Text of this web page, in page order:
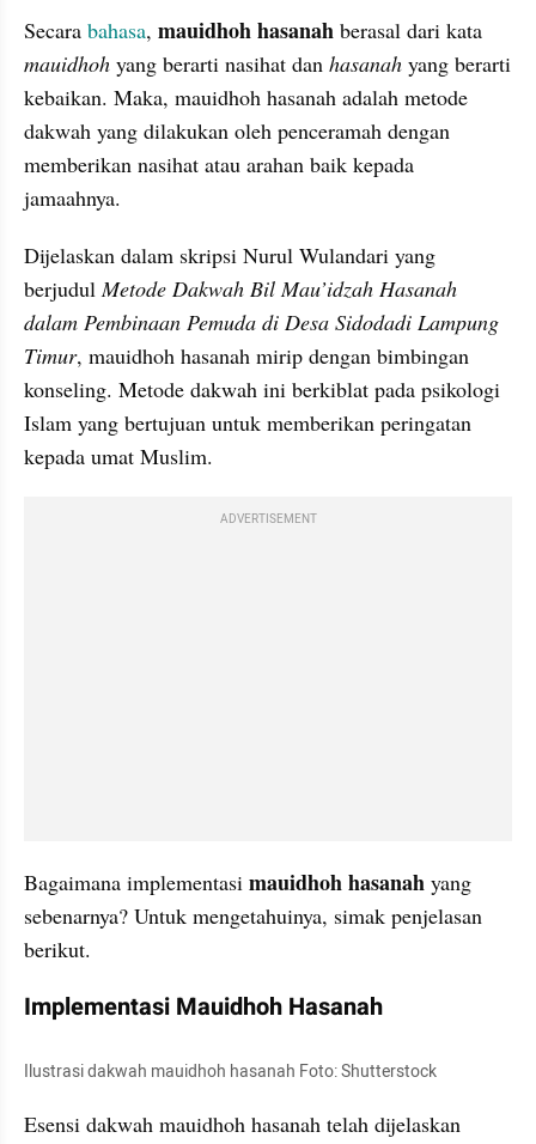
Secara bahasa, mauidhoh hasanah
mauidhoh yang berarti nasihat dan hasanah yang berarti
kebaikan. Maka, mauidhoh hasanah adalah metode
dakwah yang dilakukan oleh penceramah dengan
memberikan nasihat atau arahan baik kepada
jamaahnya.
Dijelaskan dalam skripsi Nurul Wulandari yang
berjudul Metode Dakwah Bil Mau’idzah Hasanah
dalam Pembinaan Pemuda di Desa Sidodadi Lampung
Timur, mauidhoh hasanah mirip dengan bimbingan
konseling. Metode dakwah ini berkiblat pada psikologi
Islam yang bertujuan untuk memberikan peringatan
kepada umat Muslim.
ADVERTISEMENT
Bagaimana implementasi mauidhoh hasanah yang
sebenarnya? Untuk mengetahuinya, simak penjelasan
berikut.
Implementasi Mauidhoh Hasanah
Ilustrasi dakwah mauidhoh hasanah Foto: Shutterstock
Esensi dakwah mauidhoh hasanah telah dijelaskan